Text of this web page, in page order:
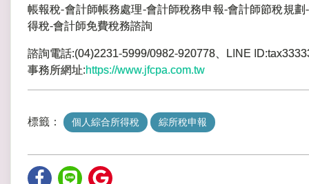
帳報稅-會計師帳務處理-會計師稅務申報-會計師節稅規
得稅-會計師免費稅務諮詢
諮詢電話:(04)2231-5999/0982-920778、LINE
事務所網址:https://www.jfcpa.com.tw
標籤： 個人綜合所得稅 綜所稅申報